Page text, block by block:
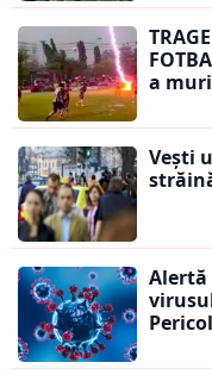
a
Vești
Alertă